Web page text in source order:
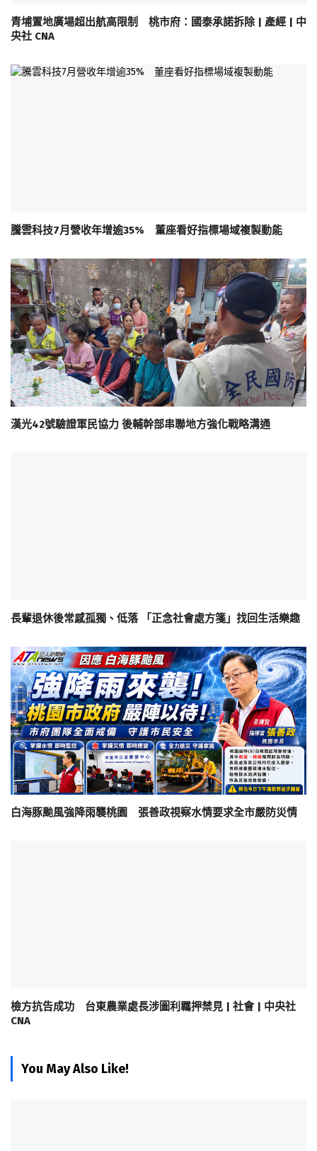
青埔置地廣場超出航高限制 桃市府：國泰承諾拆除 | 產經 | 中
央社 CNA
騰雲科技7月營收年增逾35% 董座看好指標場域複製動能
漢光42號驗證軍民協力 後輔幹部串聯地方強化戰略溝通
長輩退休後常感孤獨、低落 「正念社會處方箋」找回生活樂趣
白海豚颱風強降雨襲桃園 張善政視察水情要求全市嚴防災情
檢方抗告成功 台東農業處長涉圖利羈押禁見 | 社會 | 中央社
CNA
You May Also Like!